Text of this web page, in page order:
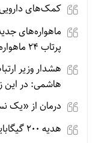
کمک‌های دارویی ۱۱ کشور به ایران در دوران
ماهواره‌های
پرتاب ۲۴ ماهواره با یک موشک
هشدار وزیر
هاشمی: در این
درمان از «یک
هدیه ۲۰۰ گیگابایتی دولت برای خبرنگاران ایرانسلی